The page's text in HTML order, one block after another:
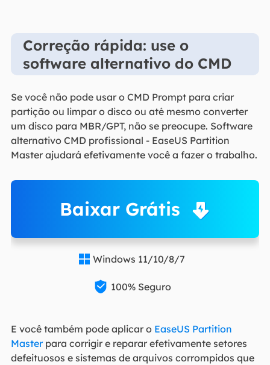
Correção rápida: use o
software alternativo do CMD
Se você não pode usar o CMD Prompt para criar
partição ou limpar o disco ou até mesmo converter
um disco para MBR/GPT, não se preocupe. Software
alternativo CMD profissional - EaseUS Partition
Master ajudará efetivamente você a fazer o trabalho.
Baixar Grátis
 Windows 11/10/8/7
 100% Seguro
E você também pode aplicar o EaseUS Partition
Masterpara corrigir e reparar efetivamente setores
defeituosos e sistemas de arquivos corrompidos que